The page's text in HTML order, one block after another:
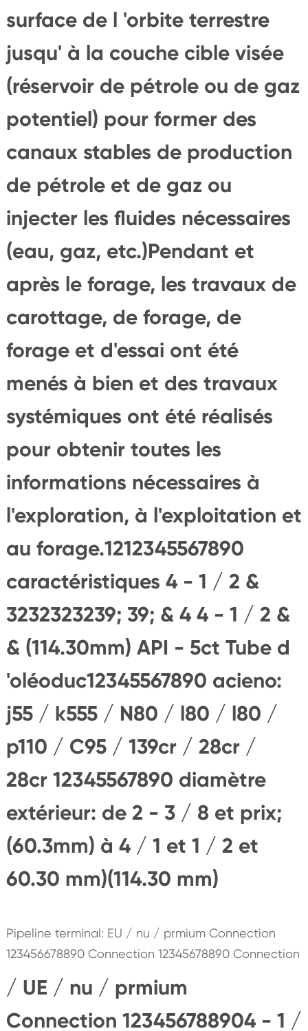
surface de l 'orbite terrestre
jusqu' à la couche cible visée
(réservoir de pétrole ou de gaz
potentiel) pour former des
canaux stables de production
de pétrole et de gaz ou
injecter les fluides nécessaires
(eau, gaz, etc.)Pendant et
après le forage, les travaux de
carottage, de forage, de
forage et d'essai ont été
menés à bien et des travaux
systémiques ont été réalisés
pour obtenir toutes les
informations nécessaires à
l'exploration, à l'exploitation et
au forage.1212345567890
caractéristiques 4 - 1 / 2 &
3232323239; 39; & 4 4 - 1 / 2 &
& (114.30mm) API - 5ct Tube d
'oléoduc12345567890 acieno:
j55 / k555 / N80 / l80 / l80 /
p110 / C95 / 139cr / 28cr /
28cr 12345567890 diamètre
extérieur: de 2 - 3 / 8 et prix;
(60.3mm) à 4 / 1 et 1 / 2 et
60.30 mm)(114.30 mm)
Pipeline terminal: EU / nu / prmium Connection
123456678890 Connection 12345678890 Connection
/ UE / nu / prmium
Connection 123456788904 - 1 /